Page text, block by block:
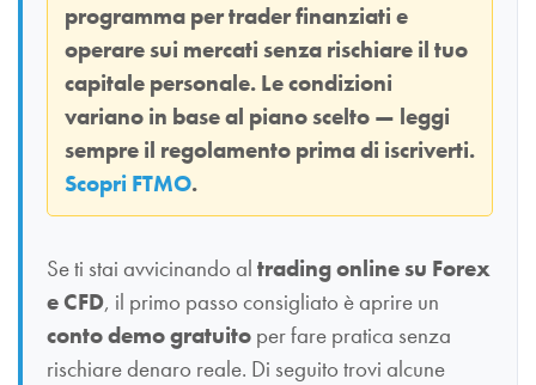
programma per trader finanziati e
operare sui mercati senza rischiare il tuo
capitale personale. Le condizioni
variano in base al piano scelto — leggi
sempre il regolamento prima di iscriverti.
Scopri FTMO.
Se ti stai avvicinando al trading online su Forex
e CFD, il primo passo consigliato è aprire un
conto demo gratuito per fare pratica senza
rischiare denaro reale. Di seguito trovi alcune